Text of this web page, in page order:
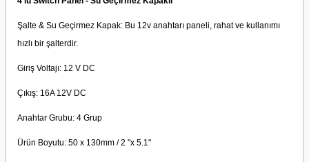
Şalte & Su Geçirmez Kapak: Bu 12v anahtarı paneli, rahat ve kullanımı
hızlı bir şalterdir.
Giriş Voltajı: 12 V DC
Çıkış: 16A 12V DC
Anahtar Grubu: 4 Grup
Ürün Boyutu: 50 x 130mm / 2 "x 5.1"